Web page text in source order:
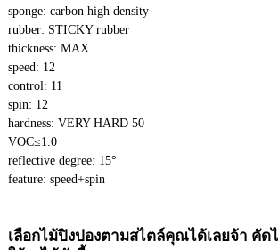
sponge: carbon high density
rubber: STICKY rubber
thickness: MAX
speed: 12
control: 11
spin: 12
hardness: VERY HARD 50
VOC≤1.0
reflective degree: 15°
feature: speed+spin
เลือกไม้ปิงปองตามสไตล์คุณได้เลยจ้า คัด